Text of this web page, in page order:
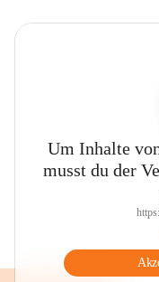
Um Inhalte
musst du der